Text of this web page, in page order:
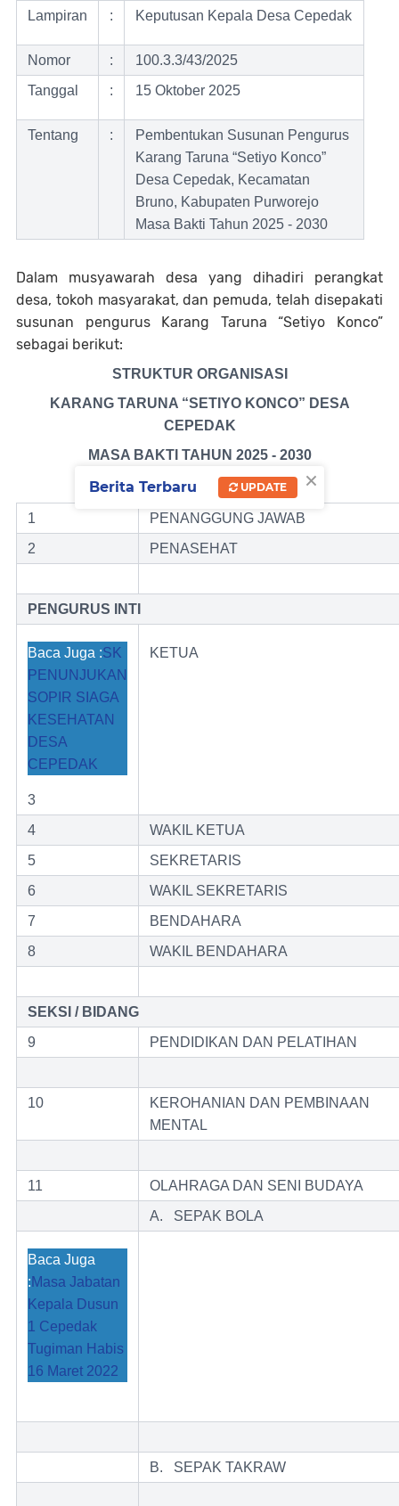
Lampiran : Keputusan Kepala Desa Cepedak
Nomor :
100.3.3/43/2025
Tanggal
: 15 Oktober 2025
Tentang :
Pembentukan Susunan Pengurus
Karang Taruna “Setiyo Konco”
Desa Cepedak, Kecamatan
Bruno, Kabupaten Purworejo
Masa Bakti Tahun 2025 - 2030
Dalam musyawarah desa yang dihadiri perangkat
desa, tokoh masyarakat, dan pemuda, telah disepakati
susunan pengurus Karang Taruna “Setiyo Konco”
sebagai berikut:
STRUKTUR ORGANISASI
KARANG TARUNA “SETIYO KONCO” DESA
CEPEDAK
MASA BAKTI TAHUN 2025- 2030
1
PENANGGUNG JAWAB
2
PENASEHAT
PENGURUS INTI
Baca Juga :SK
PENUNJUKAN
SOPIR SIAGA
KESEHATAN
DESA
CEPEDAK
3
KETUA
4
WAKIL KETUA
5
SEKRETARIS
6
WAKIL SEKRETARIS
7
BENDAHARA
8
WAKIL BENDAHARA
SEKSI / BIDANG
9
PENDIDIKAN DAN PELATIHAN
10
KEROHANIAN DAN PEMBINAAN
MENTAL
11
OLAHRAGA DAN SENI BUDAYA
A. SEPAK BOLA
Baca Juga
: Masa Jabatan
Kepala Dusun
1 Cepedak
Tugiman Habis
16 Maret 2022
B. SEPAK TAKRAW
×
Berita Terbaru UPDATE